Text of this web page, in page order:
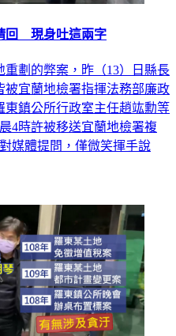
回 現身吐這兩字
劃的弊案，昨（13）日縣長
宜蘭地檢署指揮法務部廉政
鎮公所行政室主任趙竑勳等
4時許被移送宜蘭地檢署複
媒體提問，僅微笑揮手說